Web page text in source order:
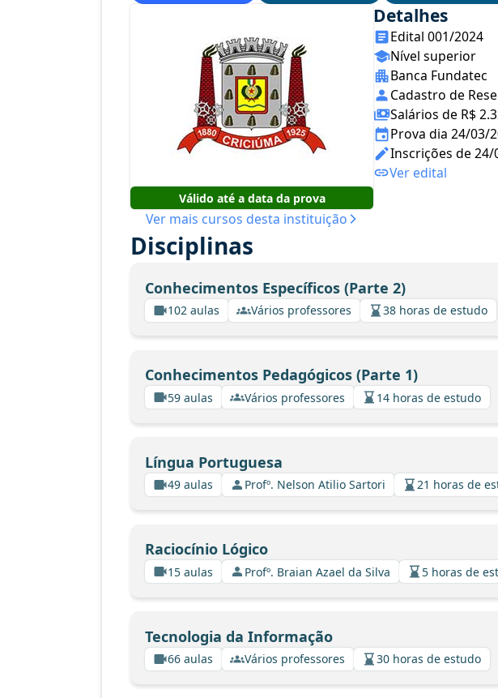
Válido até a data da prova
Ver mais cursos desta instituição
Detalhes
Edital 001/2024
Nível superior
Banca Fundatec
Cadastro de
Salários de R$
Prova dia 24/03/
Inscrições de 24/
Ver edital
Disciplinas
Conhecimentos Específicos (Parte 2)
102 aulas Vários professores 38 horas de estudo
Conhecimentos Pedagógicos (Parte 1)
59 aulas Vários professores 14 horas de estudo
Língua Portuguesa
49 aulas Profº. Nelson Atilio Sartori 21 horas de
Raciocínio Lógico
15 aulas Profº. Braian Azael da Silva 5 horas de
Tecnologia da Informação
66 aulas Vários professores 30 horas de estudo